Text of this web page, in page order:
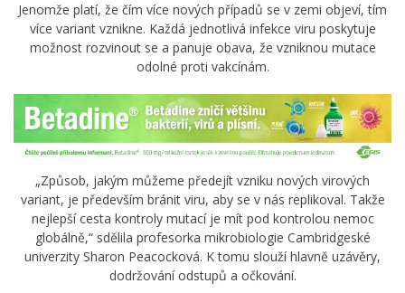
Jenomže platí, že čím více nových případů se v zemi objeví, tím
více variant vznikne. Každá jednotlivá infekce viru poskytuje
možnost rozvinout se a panuje obava, že vzniknou mutace
odolné proti vakcínám.
„Způsob, jakým můžeme předejít vzniku nových virových
variant, je především bránit viru, aby se v nás replikoval. Takže
nejlepší cesta kontroly mutací je mít pod kontrolou nemoc
globálně,“ sdělila profesorka mikrobiologie Cambridgeské
univerzity Sharon Peacocková. K tomu slouží hlavně uzávěry,
dodržování odstupů a očkování.